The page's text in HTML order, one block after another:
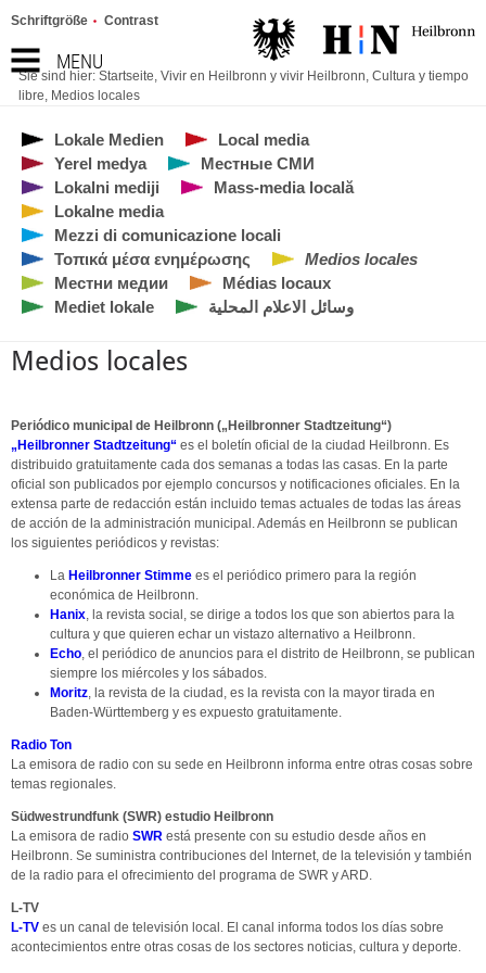
MENU
Schriftgröße Contrast
Sie sind hier: Startseite, Vivir en Heilbronn y vivir Heilbronn, Cultura y tiempo
libre, Medios locales
Lokale Medien
Local media
Yerel medya
Местные СМИ
Lokalni mediji
Mass-media locală
Lokalne media
Mezzi di comunicazione locali
Τοπικά μέσα ενημέρωσης
Medios locales
Местни медии
Médias locaux
Mediet lokale
وسائل الاعلام المحلية
Medios locales
Periódico municipal de Heilbronn („Heilbronner Stadtzeitung“)
„Heilbronner Stadtzeitung“ es el boletín oficial de la ciudad Heilbronn. Es
distribuido gratuitamente cada dos semanas a todas las casas. En la parte
oficial son publicados por ejemplo concursos y notificaciones oficiales. En la
extensa parte de redacción están incluido temas actuales de todas las áreas
de acción de la administración municipal. Además en Heilbronn se publican
los siguientes periódicos y revistas:
La Heilbronner Stimme es el periódico primero para la región
económica de Heilbronn.
Hanix, la revista social, se dirige a todos los que son abiertos para la
cultura y que quieren echar un vistazo alternativo a Heilbronn.
Echo, el periódico de anuncios para el distrito de Heilbronn, se publican
siempre los miércoles y los sábados.
Moritz, la revista de la ciudad, es la revista con la mayor tirada en
Baden-Württemberg y es expuesto gratuitamente.
Radio Ton
La emisora de radio con su sede en Heilbronn informa entre otras cosas sobre
temas regionales.
Südwestrundfunk (SWR) estudio Heilbronn
La emisora de radio SWR está presente con su estudio desde años en
Heilbronn. Se suministra contribuciones del Internet, de la televisión y también
de la radio para el ofrecimiento del programa de SWR y ARD.
L-TV
L-TV es un canal de televisión local. El canal informa todos los días sobre
acontecimientos entre otras cosas de los sectores noticias, cultura y deporte.